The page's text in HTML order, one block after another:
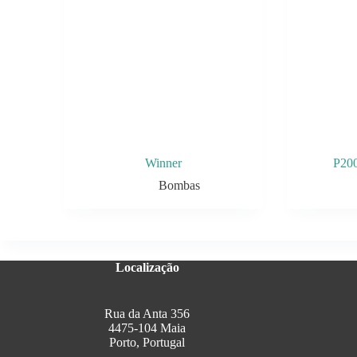
Winner
Bombas
Localização
Rua da Anta 356
4475-104 Maia
Porto, Portugal